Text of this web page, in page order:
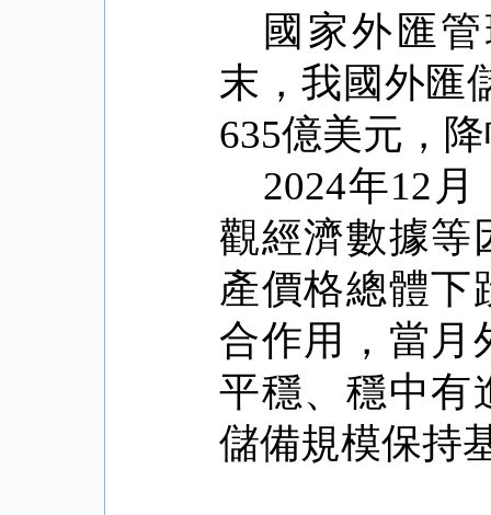
國家外匯
末，我國外匯
635億美元，
2024年12
觀經濟數據等
產價格總體下
合作用，當月
平穩、穩中有
儲備規模保持